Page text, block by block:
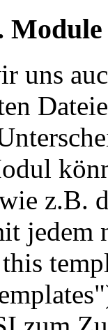
uns
z.B.
jedem